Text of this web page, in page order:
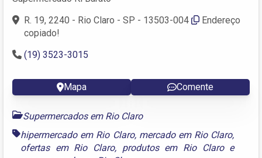
R. 19, 2240 - Rio Claro - SP - 13503-004
Endereço
copiado!
(19) 3523-3015
Mapa Comente
Supermercados em Rio Claro
hipermercado em Rio Claro, mercado em Rio Claro,
ofertas em Rio Claro, produtos em Rio Claroe